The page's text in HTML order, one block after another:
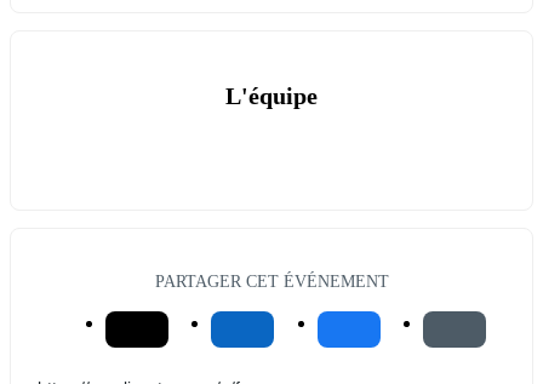
L'équipe
PARTAGER CET ÉVÉNEMENT